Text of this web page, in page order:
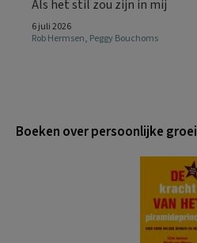
Als het stil zou zijn in mij
6 juli 2026
Rob Hermsen, Peggy Bouchoms
Boeken over persoonlijke groei